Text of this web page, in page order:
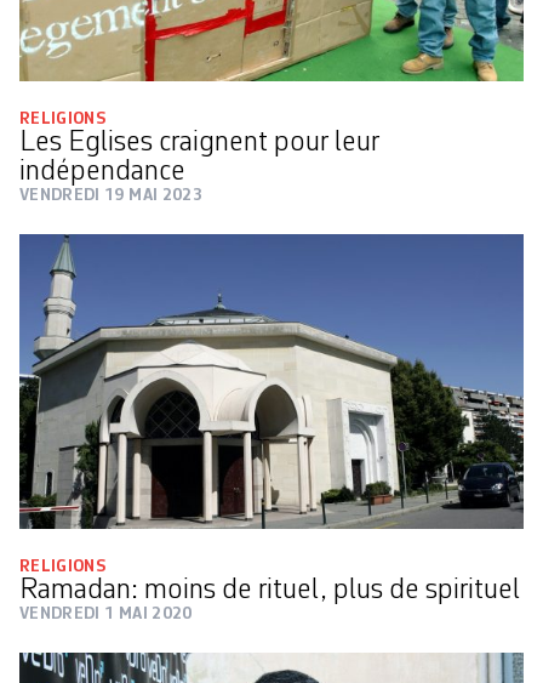
RELIGIONS
Les Eglises craignent pour leur
indépendance
VENDREDI 19 MAI 2023
RELIGIONS
Ramadan: moins de rituel, plus de spirituel
VENDREDI 1 MAI 2020